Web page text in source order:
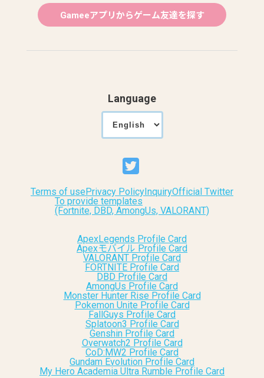
Gameeアプリからゲーム友達を探す
Language
Terms of usePrivacy Policy InquiryOfficial Twitter
To provide templates
(Fortnite, DBD, AmongUs, VALORANT)
ApexLegends Profile Card
Apexモバイル Profile Card
VALORANT Profile Card
FORTNITE Profile Card
DBD Profile Card
AmongUs Profile Card
Monster Hunter Rise Profile Card
Pokemon Unite Profile Card
FallGuys Profile Card
Splatoon3 Profile Card
Genshin Profile Card
Overwatch2 Profile Card
CoD:MW2 Profile Card
Gundam Evolution Profile Card
My Hero Academia Ultra Rumble Profile Card